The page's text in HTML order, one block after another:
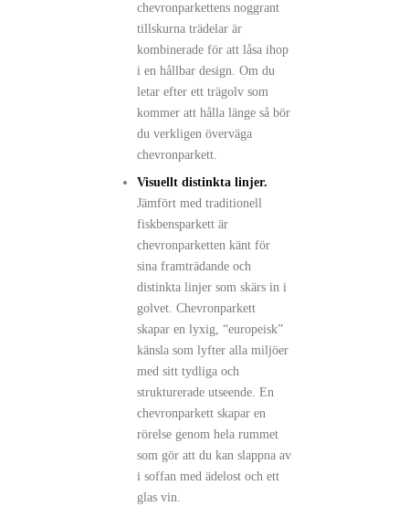
chevronparkettens noggrant
tillskurna trädelar är
kombinerade för att låsa ihop
i en hållbar design. Om du
letar efter ett trägolv som
kommer att hålla länge så bör
du verkligen överväga
chevronparkett.
Visuellt distinkta linjer.
Jämfört med traditionell
fiskbensparkett är
chevronparketten känt för
sina framträdande och
distinkta linjer som skärs in i
golvet. Chevronparkett
skapar en lyxig, “europeisk”
känsla som lyfter alla miljöer
med sitt tydliga och
strukturerade utseende. En
chevronparkett skapar en
rörelse genom hela rummet
som gör att du kan slappna av
i soffan med ädelost och ett
glas vin.